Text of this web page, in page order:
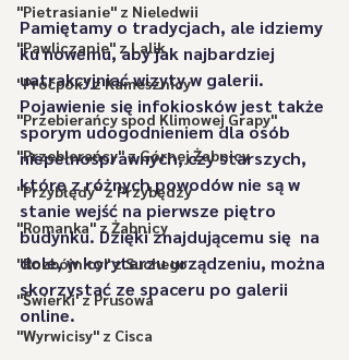
"Pietrasianie" z Nieledwii
"Pawliczanie" z Lalik
"Proćpok" z Kamesznicy
"Przebierańcy spod Klimowej Grapy"
"Przebierańcy" z Górnej Żabnicy
"Przybłędy" z Przybędzy
"Romanka" z Żabnicy
"Rozbójnicy" z Suchego
"Świerki' z Prusowa
"Wyrwicisy" z Cisca
Pamiętamy o tradycjach, ale idziemy
ku nowemu, aby jak najbardziej
uatrakcyjniać wizyty w galerii.
Pojawienie się infokiosków jest także
sporym udogodnieniem dla osób
niepełnosprawnych, czy starszych,
które z różnych powodów nie są w
stanie wejść na pierwsze piętro
budynku. Dzięki znajdującemu się  na
dole, w korytarzu urządzeniu, można
skorzystać ze spaceru po galerii
online.